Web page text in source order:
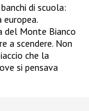
di scuola:
europea.
del Monte Bianco
a scendere. Non
che la
si pensava